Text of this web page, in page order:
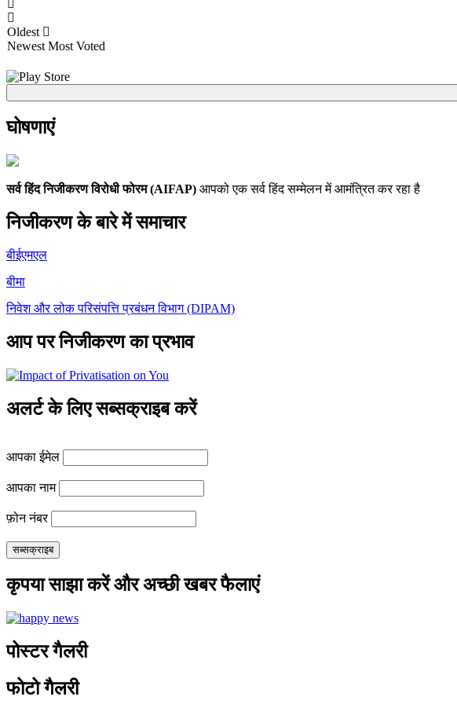
Oldest
Newest Most Voted
घोषणाएं
सर्व हिंद निजीकरण विरोधी फोरम (AIFAP) आपको एक सर्व हिंद सम्मेलन में आमंत्रित कर रहा है
निजीकरण के बारे में समाचार
बीईएमएल
बीमा
निवेश और लोक परिसंपत्ति प्रबंधन विभाग (DIPAM)
आप पर निजीकरण का प्रभाव
अलर्ट के लिए सब्सक्राइब करें
आपका ईमेल
आपका नाम
फ़ोन नंबर
कृपया साझा करें और अच्छी खबर फैलाएं
पोस्टर गैलरी
फोटो गैलरी